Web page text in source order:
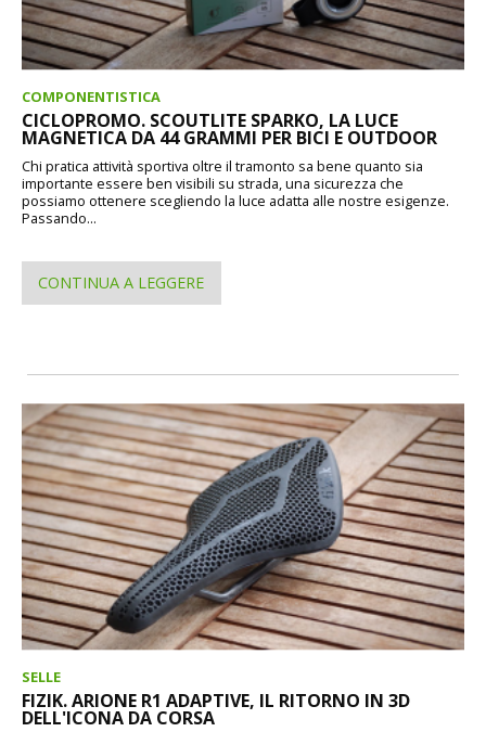
COMPONENTISTICA
CICLOPROMO. SCOUTLITE SPARKO, LA LUCE
MAGNETICA DA 44 GRAMMI PER BICI E OUTDOOR
Chi pratica attività sportiva oltre il tramonto sa bene quanto sia
importante essere ben visibili su strada, una sicurezza che
possiamo ottenere scegliendo la luce adatta alle nostre esigenze.
Passando...
CONTINUA A LEGGERE
SELLE
FIZIK. ARIONE R1 ADAPTIVE, IL RITORNO IN 3D
DELL'ICONA DA CORSA